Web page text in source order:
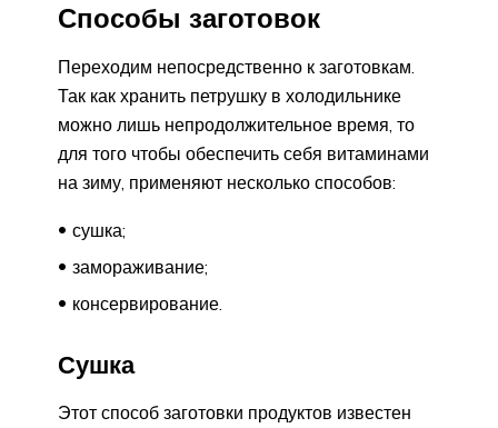
Способы заготовок
Переходим непосредственно к заготовкам.
Так как хранить петрушку в холодильнике
можно лишь непродолжительное время, то
для того чтобы обеспечить себя витаминами
на зиму, применяют несколько способов:
сушка;
замораживание;
консервирование.
Сушка
Этот способ заготовки продуктов известен